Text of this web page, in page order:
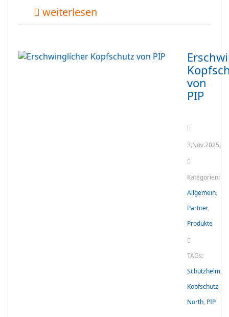
weiterlesen
von
PIP
3.Nov.2025
Kategorien:
Allgemein,
Partner,
Produkte
TAGs:
Schutzhelm,
Kopfschutz,
North, PIP